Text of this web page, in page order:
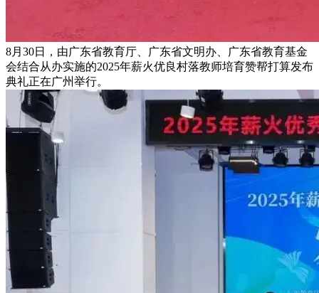
8月30日，由广东省教育厅、广东省文明办、广东省教育基金
会结合从办实施的2025年薪火优良村落教师培育赞帮打算发布
典礼正在广州举行。